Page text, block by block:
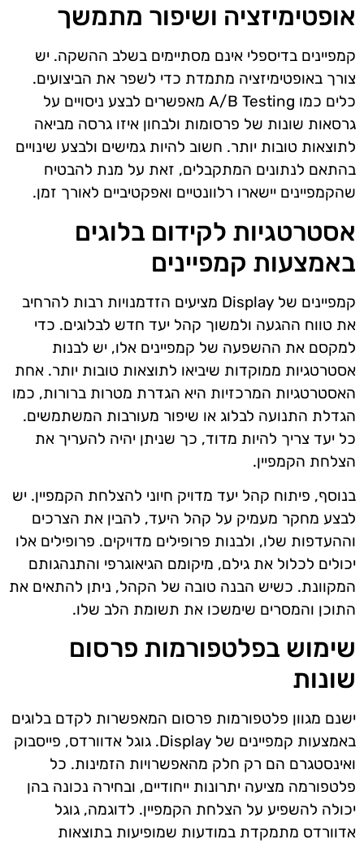
אופטימיזציה ושיפור מתמשך
קמפיינים בדיספלי אינם מסתיימים בשלב ההשקה. יש
צורך באופטימיזציה מתמדת כדי לשפר את הביצועים.
כלים כמו A/B Testing מאפשרים לבצע ניסויים על
גרסאות שונות של פרסומות ולבחון איזו גרסה מביאה
לתוצאות טובות יותר. חשוב להיות גמישים ולבצע שינויים
בהתאם לנתונים המתקבלים, זאת על מנת להבטיח
שהקמפיינים יישארו רלוונטיים ואפקטיביים לאורך זמן.
אסטרטגיות לקידום בלוגים
באמצעות קמפיינים
קמפיינים של Display מציעים הזדמנויות רבות להרחיב
את טווח ההגעה ולמשוך קהל יעד חדש לבלוגים. כדי
למקסם את ההשפעה של קמפיינים אלו, יש לבנות
אסטרטגיות ממוקדות שיביאו לתוצאות טובות יותר. אחת
האסטרטגיות המרכזיות היא הגדרת מטרות ברורות, כמו
הגדלת התנועה לבלוג או שיפור מעורבות המשתמשים.
כל יעד צריך להיות מדוד, כך שניתן יהיה להעריך את
הצלחת הקמפיין.
בנוסף, פיתוח קהל יעד מדויק חיוני להצלחת הקמפיין. יש
לבצע מחקר מעמיק על קהל היעד, להבין את הצרכים
וההעדפות שלו, ולבנות פרופילים מדויקים. פרופילים אלו
יכולים לכלול את גילם, מיקומם הגיאוגרפי והתנהגותם
המקוונת. כשיש הבנה טובה של הקהל, ניתן להתאים את
התוכן והמסרים שימשכו את תשומת הלב שלו.
שימוש בפלטפורמות פרסום
שונות
ישנם מגוון פלטפורמות פרסום המאפשרות לקדם בלוגים
באמצעות קמפיינים של Display. גוגל אדוורדס, פייסבוק
ואינסטגרם הם רק חלק מהאפשרויות הזמינות. כל
פלטפורמה מציעה יתרונות ייחודיים, ובחירה נכונה בהן
יכולה להשפיע על הצלחת הקמפיין. לדוגמה, גוגל
אדוורדס מתמקדת במודעות שמופיעות בתוצאות